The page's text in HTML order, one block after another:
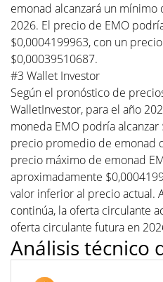
emonad alcanzará un
2026. El precio de EMO
$0,0004199963, con un
$0,00039510687.
#3 Wallet Investor
Según el pronóstico de
WalletInvestor, para el año
moneda EMO podría
precio promedio de emonad
precio máximo de emonad
aproximadamente
valor inferior al precio actual.
continúa, la oferta circulante
oferta circulante futura en
Análisis técnico